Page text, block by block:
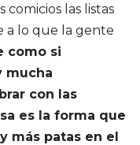
las listas
a lo que la gente
como si
mucha
con las
es la forma que
más patas en el